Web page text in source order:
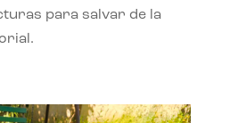
para salvar de la